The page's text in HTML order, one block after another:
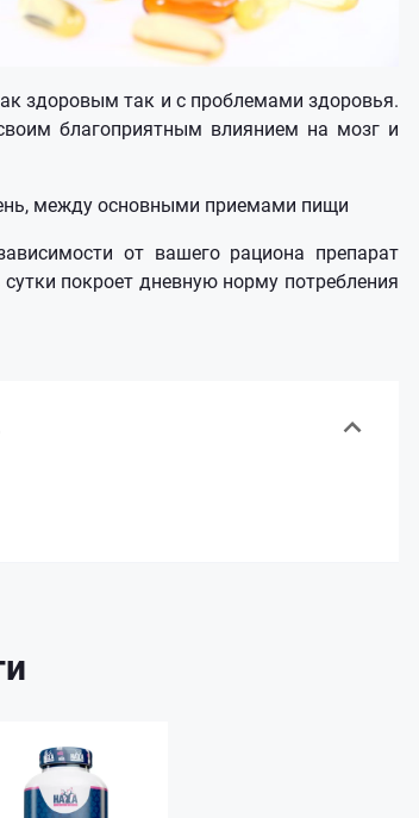
здоровым так и с проблемами здоровья.
благоприятным влиянием на мозг и
между основными приемами пищи
от вашего рациона препарат
покроет дневную норму потребления